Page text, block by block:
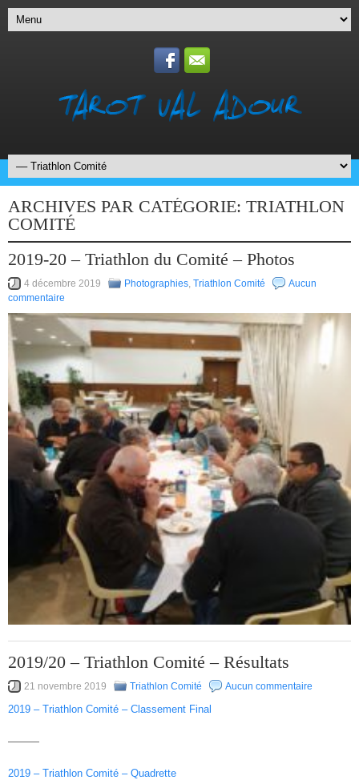
ARCHIVES PAR CATÉGORIE: TRIATHLON
COMITÉ
2019-20 – Triathlon du Comité – Photos
4 décembre 2019 Photographies, Triathlon Comité
Aucun
commentaire
2019/20 – Triathlon Comité – Résultats
21 novembre 2019 Triathlon Comité Aucun commentaire
2019 – Triathlon Comité – Classement Final
———
2019 – Triathlon Comité – Quadrette